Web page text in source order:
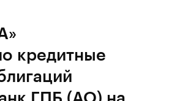
кредитные
ГПБ (АО) на